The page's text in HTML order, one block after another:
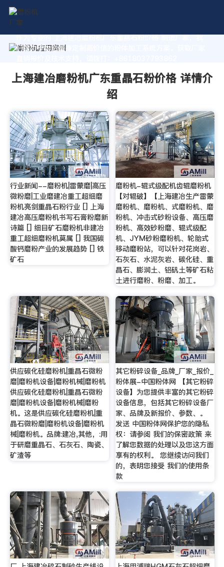
作为专业的 上海建冶磨粉机广东重晶石粉价格 制造厂家，我
们致力于为您量身定制高价值的粉体加工系统方案。获取厂家
上海建冶磨粉机广东重晶石粉价格 详情介
绍
行业新闻--磨粉机|雷蒙磨|高压
微粉磨|工业磨建冶重工超细磨
粉机亮剑重晶石粉行业 [] 上海
建冶高压磨粉机书写石膏粉磨新
诗篇 [] 细目矿石磨粉机非建冶
重工超细磨粉机莫属 [] 我国碳
酸钙磨粉产业的发展趋势 [] 铁
矿石
磨粉机-辊式级配机齿辊磨粉机
【对辊破】【上海建冶生产雷蒙
磨粉机、磨粉机、式磨粉机、磨
粉机、冲击式砂粉设备、高压磨
粉机、高效砂粉磨、辊式级配
机、JYM砂粉磨粉机、轮胎式
移动磨粉站，可以针对花岗岩、
石灰石、水泥灰岩、碳化硅、重
晶石、膨润土、铝矾土等矿石粘
土进行磨粉、粉磨、加工。
供应碳化硅磨粉机|重晶石微粉
磨|磨粉机设备|磨粉机械|磨粉机
供应碳化硅磨粉机|重晶石微粉
磨|磨粉机设备|磨粉机械|磨粉
机。这是供应碳化硅磨粉机|重
晶石微粉磨|磨粉机设备|磨粉机
械|磨粉机。品牌:建冶,其他，:用
于研磨重晶石、石灰石、陶瓷、
矿渣等
其它粉碎设备_品牌_厂家_报价_
粉体展-中国粉体网 【其它粉碎
设备】为您提供丰富的其它粉碎
设备信息，包括其它粉碎设备厂
家、品牌及新报价、参数、。
发送 中国粉体网保护您的隐私
权：请参阅 我们的保密政策 来
了解您数据的处理以及您这方面
享有的权利。 您继续访问我们
的，表明您接受 我们的使用条
款